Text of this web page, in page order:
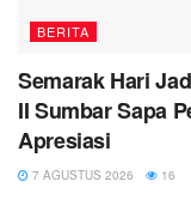
BERITA
Semarak Hari
II Sumbar Sapa
Apresiasi
7 AGUSTUS 2026 16